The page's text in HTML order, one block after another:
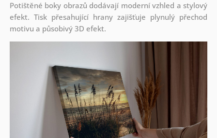
Potištěné boky obrazů dodávají moderní vzhled a stylový
efekt. Tisk přesahující hrany zajišťuje plynulý přechod
motivu a působivý 3D efekt.